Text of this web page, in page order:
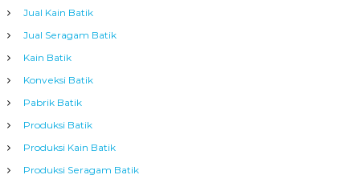
Jual Kain Batik
Jual Seragam Batik
Kain Batik
Konveksi Batik
Pabrik Batik
Produksi Batik
Produksi Kain Batik
Produksi Seragam Batik